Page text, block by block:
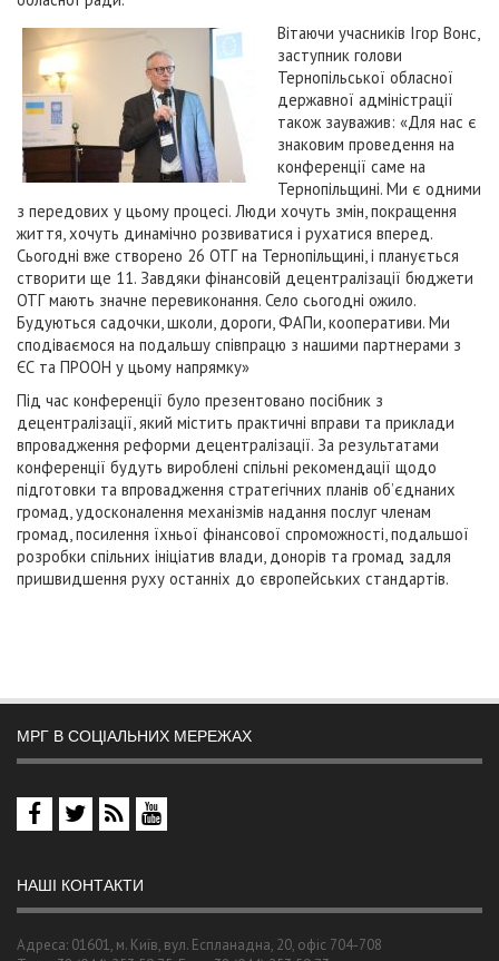
Вітаючи учасників Ігор Вонс,
заступник голови
Тернопільської обласної
державної адміністрації
також зауважив: «Для нас є
знаковим проведення на
конференції саме на
Тернопільщині. Ми є одними
з передових у цьому процесі. Люди хочуть змін, покращення
життя, хочуть динамічно розвиватися і рухатися вперед.
Сьогодні вже створено 26 ОТГ на Тернопільщині, і планується
створити ще 11. Завдяки фінансовій децентралізації бюджети
ОТГ мають значне перевиконання. Село сьогодні ожило.
Будуються садочки, школи, дороги, ФАПи, кооперативи. Ми
сподіваємося на подальшу співпрацю з нашими партнерами з
ЄС та ПРООН у цьому напрямку»
Під час конференції було презентовано посібник з
децентралізації, який містить практичні вправи та приклади
впровадження реформи децентралізації. За результатами
конференції будуть вироблені спільні рекомендації щодо
підготовки та впровадження стратегічних планів об’єднаних
громад, удосконалення механізмів надання послуг членам
громад, посилення їхньої фінансової спроможності, подальшої
розробки спільних ініціатив влади, донорів та громад задля
пришвидшення руху останніх до європейських стандартів.
МРГ В СОЦІАЛЬНИХ МЕРЕЖАХ
НАШІ КОНТАКТИ
Адреса: 01601, м. Київ, вул. Еспланадна, 20, офіс 704-708